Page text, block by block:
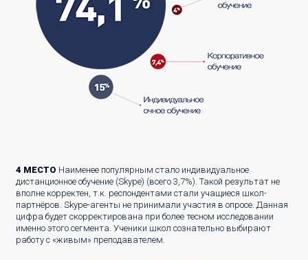
4 МЕСТО Наименее популярным стало индивидуальное
дистанционное обучение (Skype) (всего 3,7%). Такой результат не
вполне корректен, т.к. респондентами стали учащиеся школ-
партнёров. Skype-агенты не принимали участия в опросе. Данная
цифра будет скорректирована при более тесном исследовании
именно этого сегмента. Ученики школ сознательно выбирают
работу с «живым» преподавателем.